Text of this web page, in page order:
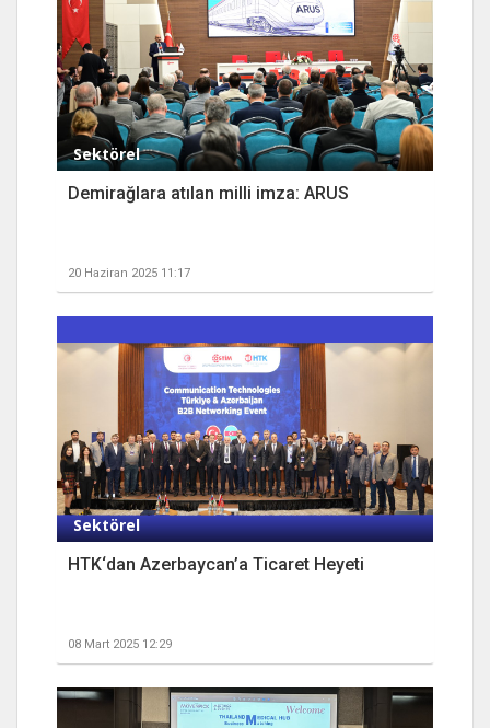
Sektörel
Demirağlara atılan milli imza: ARUS
20 Haziran 2025 11:17
Sektörel
HTK‘dan Azerbaycan’a Ticaret Heyeti
08 Mart 2025 12:29